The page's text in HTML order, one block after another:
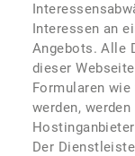
Interessen an
Angebots. Alle
dieser
Formularen
werden,
Der